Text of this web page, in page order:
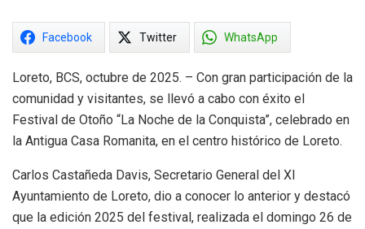
Facebook Twitter WhatsApp
Loreto, BCS, octubre de 2025. – Con gran participación de la
comunidad y visitantes, se llevó a cabo con éxito el
Festival de Otoño “La Noche de la Conquista”, celebrado en
la Antigua Casa Romanita, en el centro histórico de Loreto.
Carlos Castañeda Davis, Secretario General del XI
Ayuntamiento de Loreto, dio a conocer lo anterior y destacó
que la edición 2025 del festival, realizada el domingo 26 de